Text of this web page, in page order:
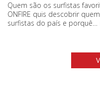
Quem são os surfistas
ONFIRE quis descobrir
surfistas do país e